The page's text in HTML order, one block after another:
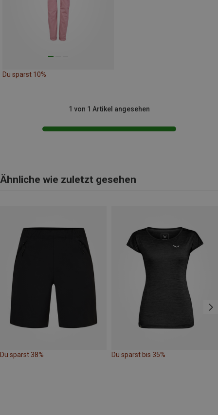
Du sparst 10%
1 von 1 Artikel angesehen
Ähnliche wie zuletzt gesehen
Du sparst 38% Du sparst bis 35%